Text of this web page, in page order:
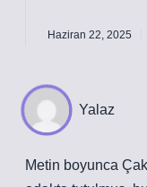
Haziran 22, 2025
Yalaz
Metin boyunca